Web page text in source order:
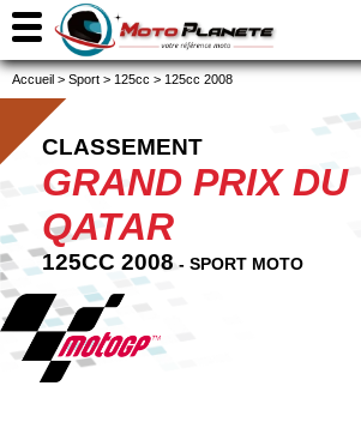
Accueil > Sport > 125cc > 125cc 2008
CLASSEMENT
GRAND PRIX DU
QATAR
125CC 2008 - SPORT MOTO